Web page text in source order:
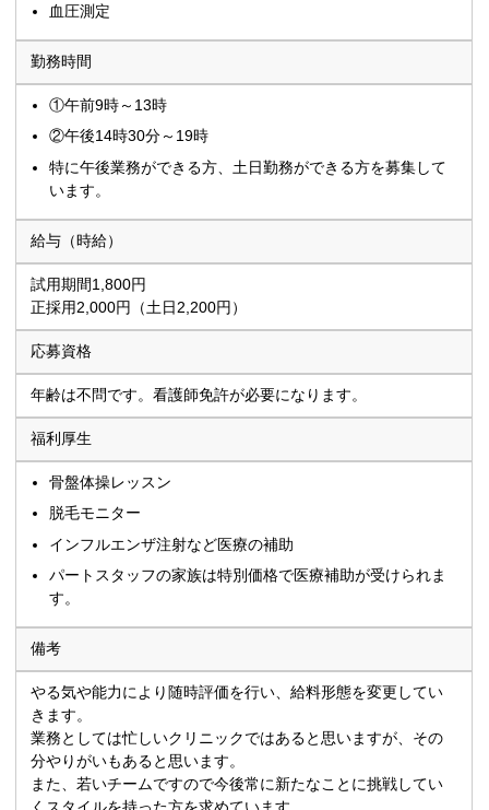
血圧測定
勤務時間
①午前9時～13時
②午後14時30分～19時
特に午後業務ができる方、土日勤務ができる方を募集して
います。
給与（時給）
試用期間1,800円
正採用2,000円（土日2,200円）
応募資格
年齢は不問です。看護師免許が必要になります。
福利厚生
骨盤体操レッスン
脱毛モニター
インフルエンザ注射など医療の補助
パートスタッフの家族は特別価格で医療補助が受けられま
す。
備考
やる気や能力により随時評価を行い、給料形態を変更してい
きます。
業務としては忙しいクリニックではあると思いますが、その
分やりがいもあると思います。
また、若いチームですので今後常に新たなことに挑戦してい